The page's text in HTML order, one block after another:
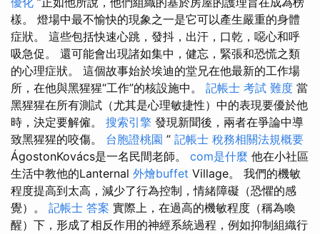
樣。 燈場中最不愉快的現象之一是它可以產生嚴重的身體
症狀。 這些包括快速心跳，發抖，出汗，口乾，噁心和呼
吸急促。 還可能會出現諸如集中，健忘，緊張和恐慌之類
的心理症狀。 這個故事始於埃迪的堂兄在他最新的工作場
所，在他與黑猩猩“工作”的核設施中。 記帳士 考試 難度 當
黑猩猩在所有測試（尤其是心理敏捷性）中的表現要優於他
時，決定要解僱。 搜索引擎 發現新聞後，兩者在爭論中導
致黑猩猩的咬傷。 台胞證桃園 ” 記帳士 稅務相關法規概要
ÁgostonKovács是一名民間老師。 com是什麼 他在小社區
生活中教他的Lanternal 外燴buffet Village。 我們的機敏
程度提高到太高，減少了行為控制，情緒障礙（恐懼的感
覺）。 記帳士 答案 實際上，在過高的機敏程度（稱為喚
醒）下，形成了相反作用的神經系統過程，例如抑制組織行